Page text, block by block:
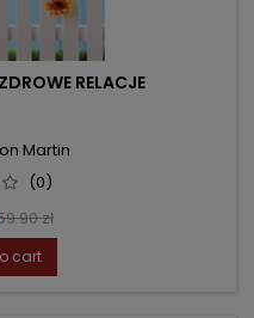
RELACJE
Martin
(0)
zł
cart